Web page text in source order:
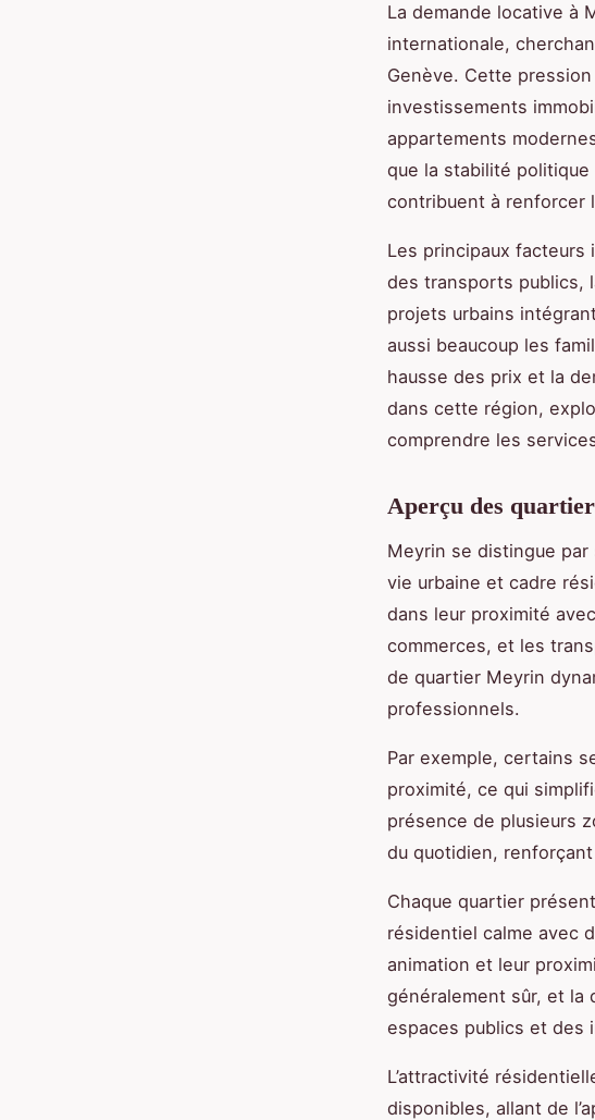
La demande locative à
internationale,
Genève. Cette
investissements
appartements
que la stabilité
contribuent à renforcer
Les principaux
des transports publics,
projets urbains
aussi beaucoup les
hausse des prix et la
dans cette région,
comprendre les
Aperçu des
Meyrin se distingue
vie urbaine et cadre
dans leur proximité
commerces, et les
de quartier Meyrin
professionnels.
Par exemple, certains
proximité, ce qui
présence de plusieurs
du quotidien,
Chaque quartier
résidentiel calme avec
animation et leur
généralement sûr, et la
espaces publics et des
L’attractivité
disponibles, allant de